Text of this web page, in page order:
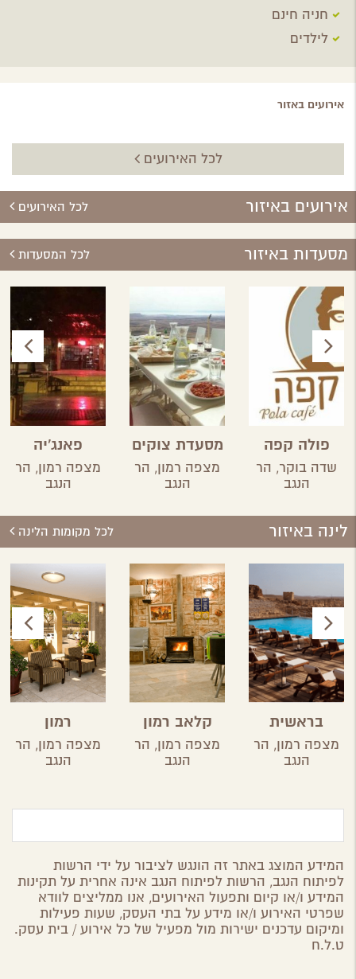
חניה חינם
לילדים
אירועים באזור
לכל האירועים
אירועים באיזור לכל האירועים
מסעדות באיזור לכל המסעדות
פולה קפה
שדה בוקר, הר
הנגב
מסעדת צוקים
מצפה רמון, הר
הנגב
פאנג'יה
מצפה רמון, הר
הנגב
לינה באיזור לכל מקומות הלינה
בראשית
מצפה רמון, הר
הנגב
קלאב רמון
מצפה רמון, הר
הנגב
רמון
מצפה רמון, הר
הנגב
המידע המוצג באתר זה הונגש לציבור על ידי הרשות
לפיתוח הנגב, הרשות לפיתוח הנגב אינה אחרית על תקינות
המידע ו/או קיום ותפעול האירועים, אנו ממליצים לוודא
שפרטי האירוע ו/או מידע על בתי העסק, שעות פעילות
ומיקום עדכנים ישירות מול מפעיל של כל אירוע / בית עסק.
ט.ל.ח